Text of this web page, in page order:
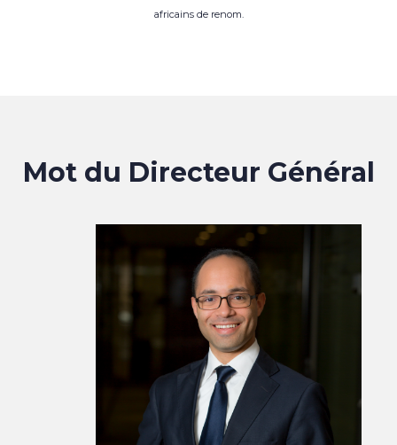
africains de renom.
Mot du Directeur Général